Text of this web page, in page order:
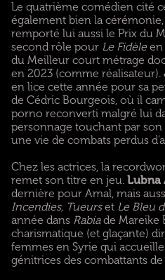
Le quatrième comédien cité
également bien la cérémonie,
remporté lui aussi le Prix du
second rôle pour Le Fidèleen
du Meilleur court métrage
en 2023 (comme réalisateur).
en lice cette année pour sa
de Cédric Bourgeois, où il
porno reconverti malgré lui
personnage touchant par
une vie de combats perdus
Chez les actrices, la
remet son titre en jeu. Lubna
dernière pour Amal, mais
Incendies, Tueurset Le Bleu
année dans Rabiade Mareike
charismatique (et glaçante)
femmes en Syrie qui
génitrices des combattants de